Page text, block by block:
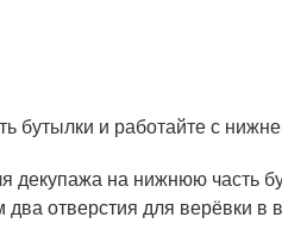
бутылки и работайте с
декупажа на нижнюю часть
отверстия для верёвки в